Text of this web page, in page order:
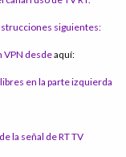
siguientes:
VPN desdeaquí:
en la parte izquierda
la señal de RT TV